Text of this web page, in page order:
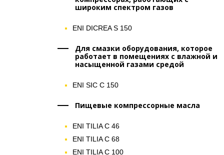
широким спектром газов
ENI DICREA S 150
Для смазки оборудования, которое
работает в помещениях с влажной и
насыщенной газами средой
ENI SIC C 150
Пищевые компрессорные масла
ENI TILIA C 46
ENI TILIA C 68
ENI TILIA C 100